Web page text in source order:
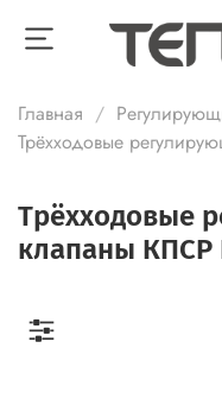
Главная
Трёхходовые
Трёхходовые
клапаны КПСР